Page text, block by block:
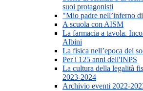
suoi protagonisti
"Mio padre nell’inferno
A scuola con AISM
La farmacia a tavola.
Albini
La fisica nell’epoca dei
Per i 125 anni dell'INPS
La cultura della legalità
2023-2024
Archivio eventi 2022-